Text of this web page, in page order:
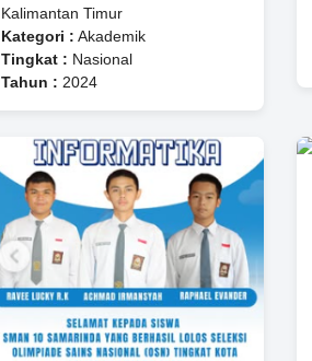
Kalimantan Timur
Kategori : Akademik
Tingkat : Nasional
Tahun : 2024